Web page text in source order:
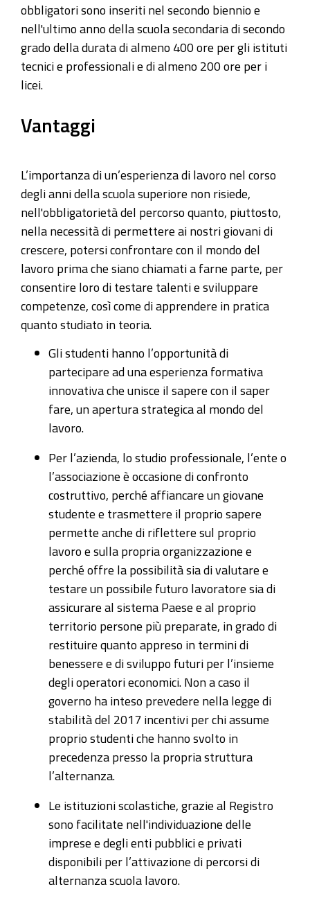
obbligatori sono inseriti nel secondo biennio e
nell'ultimo anno della scuola secondaria di secondo
grado della durata di almeno 400 ore per gli istituti
tecnici e professionali e di almeno 200 ore per i
licei.
Vantaggi
L’importanza di un’esperienza di lavoro nel corso
degli anni della scuola superiore non risiede,
nell'obbligatorietà del percorso quanto, piuttosto,
nella necessità di permettere ai nostri giovani di
crescere, potersi confrontare con il mondo del
lavoro prima che siano chiamati a farne parte, per
consentire loro di testare talenti e sviluppare
competenze, così come di apprendere in pratica
quanto studiato in teoria.
Gli studenti hanno l’opportunità di
partecipare ad una esperienza formativa
innovativa che unisce il sapere con il saper
fare, un apertura strategica al mondo del
lavoro.
Per l’azienda, lo studio professionale, l’ente o
l’associazione è occasione di confronto
costruttivo, perché affiancare un giovane
studente e trasmettere il proprio sapere
permette anche di riflettere sul proprio
lavoro e sulla propria organizzazione e
perché offre la possibilità sia di valutare e
testare un possibile futuro lavoratore sia di
assicurare al sistema Paese e al proprio
territorio persone più preparate, in grado di
restituire quanto appreso in termini di
benessere e di sviluppo futuri per l’insieme
degli operatori economici. Non a caso il
governo ha inteso prevedere nella legge di
stabilità del 2017 incentivi per chi assume
proprio studenti che hanno svolto in
precedenza presso la propria struttura
l’alternanza.
Le istituzioni scolastiche, grazie al Registro
sono facilitate nell'individuazione delle
imprese e degli enti pubblici e privati
disponibili per l’attivazione di percorsi di
alternanza scuola lavoro.